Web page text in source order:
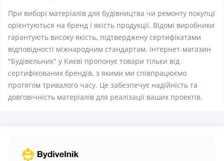
При виборі матеріалів для будівництва чи ремонту покупці
орієнтуються на бренд і якість продукції. Відомі виробники
гарантують високу якість, підтверджену сертифікатами
відповідності міжнародним стандартам. Інтернет-магазин
"Будівельник" у Києві пропонує товари тільки від
сертифікованих брендів, з якими ми співпрацюємо
протягом тривалого часу. Це забезпечує надійність та
довговічність матеріалів для реалізації ваших проектів.